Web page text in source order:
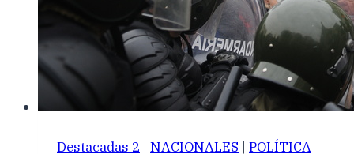
Destacadas 2 | NACIONALES | POLÍTICA